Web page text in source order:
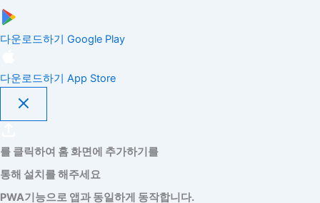
다운로드하기 Google Play
다운로드하기 App Store
를 클릭하여 홈 화면에 추가하기를
통해 설치를 해주세요
PWA기능으로 앱과 동일하게 동작합니다.